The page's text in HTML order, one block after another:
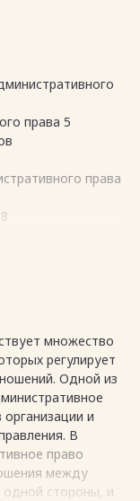
права 5
права
множество
регулирует
Одной из
и
В
право
между
одной стороны, и